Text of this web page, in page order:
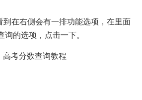
到在右侧会有一排功能选项，在里面
的选项，点击一下。